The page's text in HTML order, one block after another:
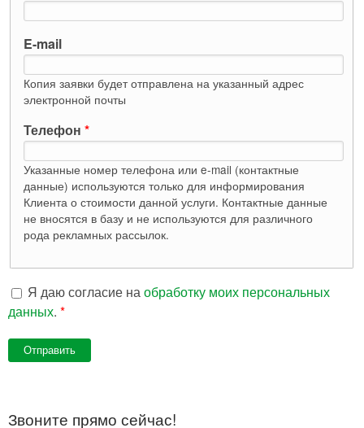
E-mail
Копия заявки будет отправлена на указанный адрес
электронной почты
Телефон *
Указанные номер телефона или e-mail (контактные
данные) используются только для информирования
Клиента о стоимости данной услуги. Контактные данные
не вносятся в базу и не используются для различного
рода рекламных рассылок.
Я даю согласие наобработку моих персональных
данных. *
Звоните прямо сейчас!